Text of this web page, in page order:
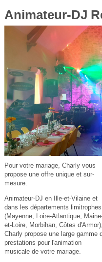
Animateur-DJ
Pour votre mariage, Charly vous
propose une offre unique et sur-
mesure.
Animateur-DJ en Ille-et-Vilaine et
dans les départements limitrophes
(Mayenne, Loire-Atlantique,
et-Loire, Morbihan, Côtes d'Armor),
Charly propose une large gamme
prestations pour l'animation
musicale de votre mariage.